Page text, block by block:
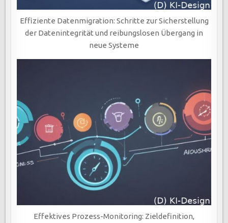
Effiziente Datenmigration: Schritte zur Sicherstellung
der Datenintegrität und reibungslosen Übergang in
neue Systeme
Effektives Prozess-Monitoring: Zieldefinition,